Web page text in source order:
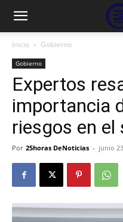
Inicio Gobierno
Gobierno
Expertos
importancia
riesgos en
Por 25horas DeNoticias - junio